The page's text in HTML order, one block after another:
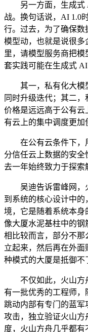
另一方面，生成式
战。换句话说，AI 1.0
行。过去，为了确保
模型动，也就是说很多
里，请模型服务商把
套实践可能在生成式 AI
其一，私有化大模
同时升级迭代；其二
价格是远远高于公有
有云上的集中调度更加
在公有云条件下，
分信任云上数据的安
去一年始终致力于探索
吴迪告诉雷峰网，
到系统的核心设计中
境，它是随着系统本
像大厦水泥基柱中的钢
相比较而言，部分不
立起来，然后再在外
种模式的大厦是抵御不
不仅如此，火山方
有一批优秀的工程师
跳动内部有专门的蓝
攻击，独立验证火山
度，火山方舟几乎都有